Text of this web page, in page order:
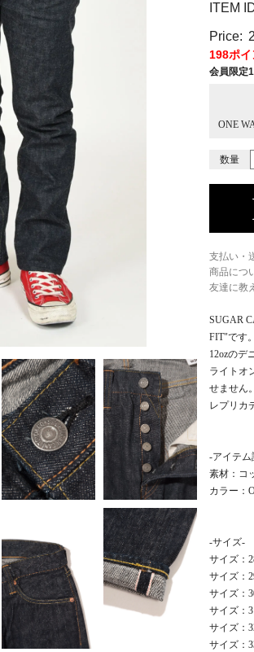
ITEM
Price:
198ポイ
会員限定
ONE
数量
支払い・
商品につ
友達に教
SUGAR
FIT"です。
12ozのデ
ライトオ
せません。
レプリカ
-アイテム
素材：コ
カラー：
-サイズ-
サイズ：
サイズ：
サイズ：
サイズ：
サイズ：
サイズ：